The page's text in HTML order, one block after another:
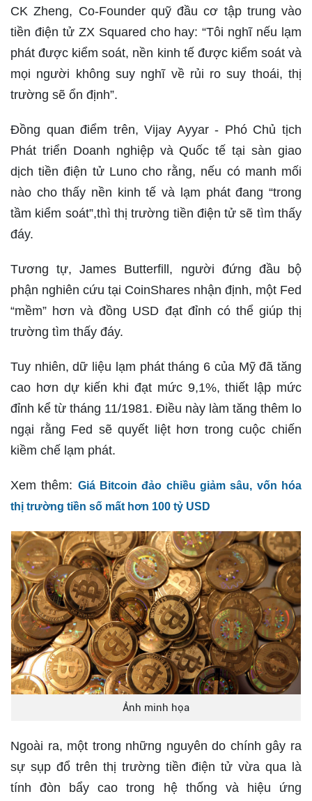
CK Zheng, Co-Founder quỹ đầu cơ tập trung vào
tiền điện tử ZX Squared cho hay: “Tôi nghĩ nếu lạm
phát được kiểm soát, nền kinh tế được kiểm soát và
mọi người không suy nghĩ về rủi ro suy thoái, thị
trường sẽ ổn định”.
Đồng quan điểm trên, Vijay Ayyar - Phó Chủ tịch
Phát triển Doanh nghiệp và Quốc tế tại sàn giao
dịch tiền điện tử Luno cho rằng, nếu có manh mối
nào cho thấy nền kinh tế và lạm phát đang “trong
tầm kiểm soát”,thì thị trường tiền điện tử sẽ tìm thấy
đáy.
Tương tự, James Butterfill, người đứng đầu bộ
phận nghiên cứu tại CoinShares nhận định, một Fed
“mềm” hơn và đồng USD đạt đỉnh có thể giúp thị
trường tìm thấy đáy.
Tuy nhiên, dữ liệu lạm phát tháng 6 của Mỹ đã tăng
cao hơn dự kiến khi đạt mức 9,1%, thiết lập mức
đỉnh kể từ tháng 11/1981. Điều này làm tăng thêm lo
ngại rằng Fed sẽ quyết liệt hơn trong cuộc chiến
kiềm chế lạm phát.
Xem thêm: Giá Bitcoin đảo chiều giảm sâu, vốn hóa
thị trường tiền số mất hơn 100 tỷ USD
Ảnh minh họa
Ngoài ra, một trong những nguyên do chính gây ra
sự sụp đổ trên thị trường tiền điện tử vừa qua là
tính đòn bẩy cao trong hệ thống và hiệu ứng